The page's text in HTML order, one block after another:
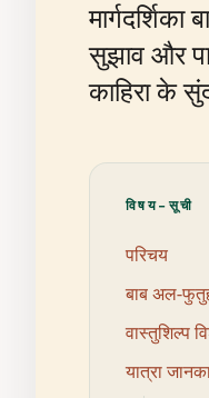
सुझाव और
काहिरा के
विषय-सूची
परिचय
बाब अल-
वास्तुशिल्प
यात्रा